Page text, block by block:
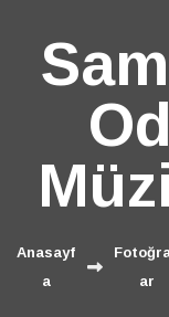
Anasayf
a
ar